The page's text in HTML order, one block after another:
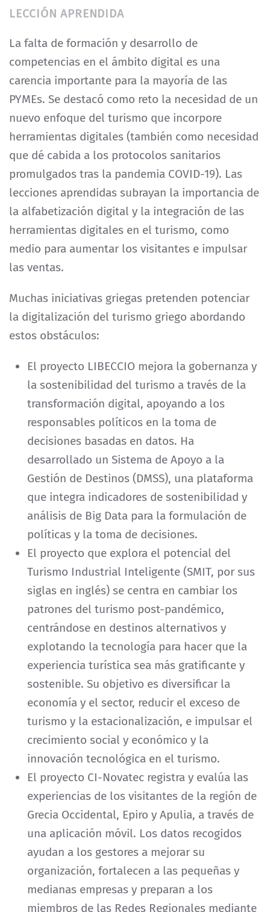
LECCIÓN APRENDIDA
La falta de formación y desarrollo de
competencias en el ámbito digital es una
carencia importante para la mayoría de las
PYMEs. Se destacó como reto la necesidad de un
nuevo enfoque del turismo que incorpore
herramientas digitales (también como necesidad
que dé cabida a los protocolos sanitarios
promulgados tras la pandemia COVID-19). Las
lecciones aprendidas subrayan la importancia de
la alfabetización digital y la integración de las
herramientas digitales en el turismo, como
medio para aumentar los visitantes e impulsar
las ventas.
Muchas iniciativas griegas pretenden potenciar
la digitalización del turismo griego abordando
estos obstáculos:
El proyecto LIBECCIO mejora la gobernanza y
la sostenibilidad del turismo a través de la
transformación digital, apoyando a los
responsables políticos en la toma de
decisiones basadas en datos. Ha
desarrollado un Sistema de Apoyo a la
Gestión de Destinos (DMSS), una plataforma
que integra indicadores de sostenibilidad y
análisis de Big Data para la formulación de
políticas y la toma de decisiones.
El proyecto que explora el potencial del
Turismo Industrial Inteligente (SMIT, por sus
siglas en inglés) se centra en cambiar los
patrones del turismo post-pandémico,
centrándose en destinos alternativos y
explotando la tecnología para hacer que la
experiencia turística sea más gratificante y
sostenible. Su objetivo es diversificar la
economía y el sector, reducir el exceso de
turismo y la estacionalización, e impulsar el
crecimiento social y económico y la
innovación tecnológica en el turismo.
El proyecto CI-Novatec registra y evalúa las
experiencias de los visitantes de la región de
Grecia Occidental, Epiro y Apulia, a través de
una aplicación móvil. Los datos recogidos
ayudan a los gestores a mejorar su
organización, fortalecen a las pequeñas y
medianas empresas y preparan a los
miembros de las Redes Regionales mediante